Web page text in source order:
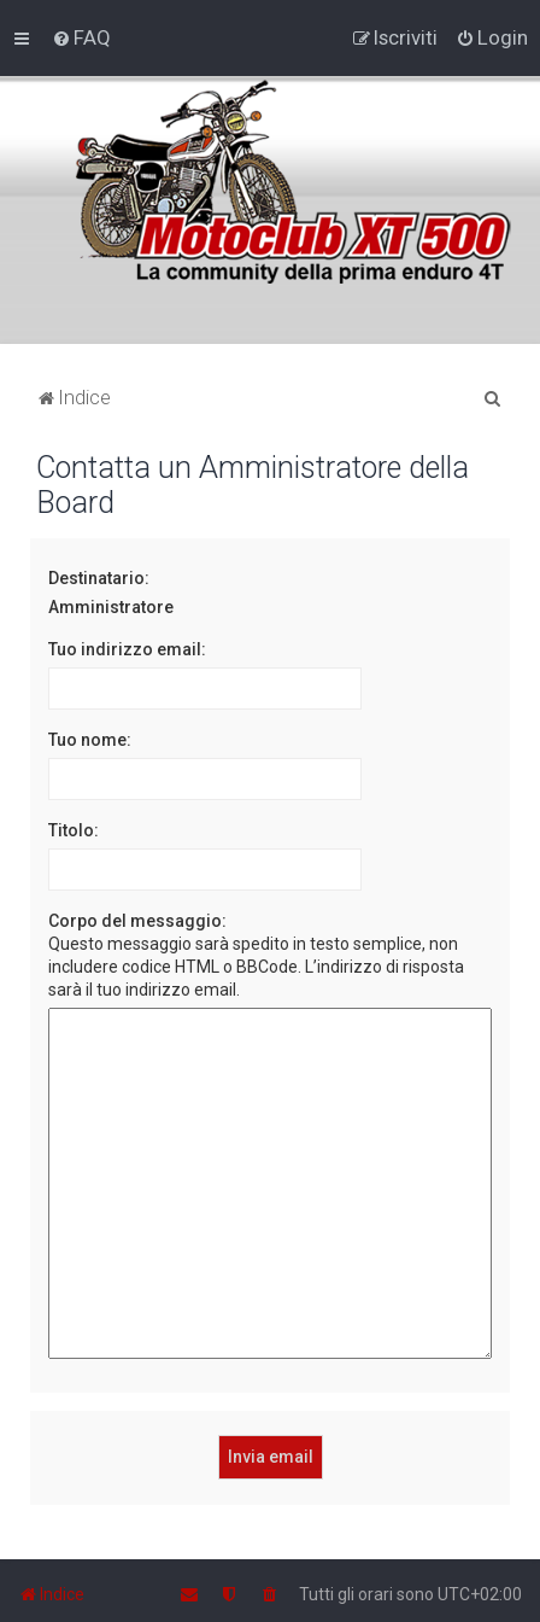
FAQ Login
Iscriviti
Indice
Contatta un Amministratore della
Board
Destinatario:
Amministratore
Tuo indirizzo email:
Tuo nome:
Titolo:
Corpo del messaggio:
Questo messaggio sarà spedito in testo semplice, non
includere codice HTML o BBCode. L’indirizzo di risposta
sarà il tuo indirizzo email.
Indice Tutti gli orari sono UTC+02:00